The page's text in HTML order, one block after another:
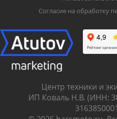
Согласие на обработку
Центр техники и
ИП Коваль Н.В. (ИНН: